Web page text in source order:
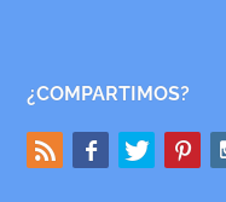
¿COMPARTIMOS?